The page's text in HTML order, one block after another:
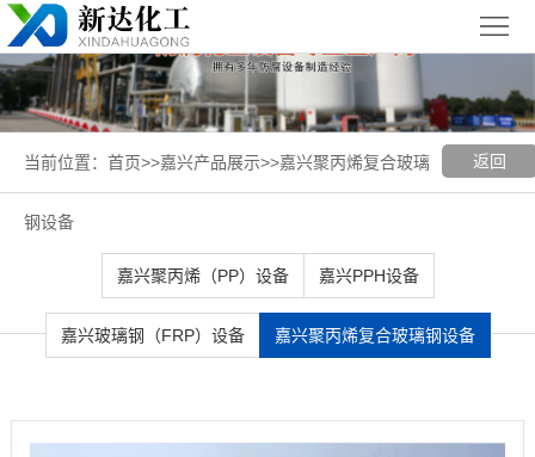
页
关
于
我
新
闻
聚丙烯
玻璃钢
返回
当前位置： 首页>>嘉兴产品展示>>嘉兴聚丙烯复合玻璃
钢设备
嘉兴聚丙烯（PP）设备 嘉兴PPH设备
嘉兴玻璃钢（FRP）设备 嘉兴聚丙烯复合玻璃钢设备